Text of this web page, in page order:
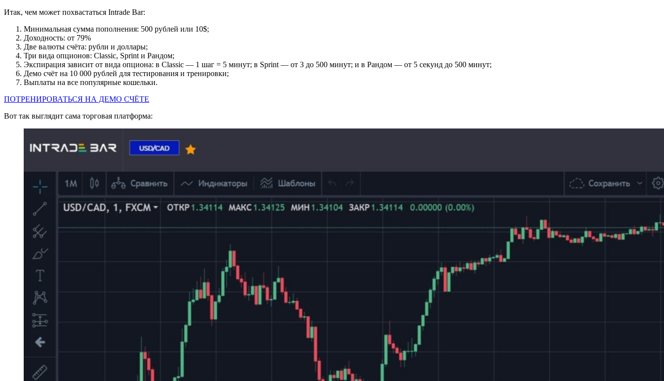
Итак, чем может похвастаться Intrade Bar:
Минимальная сумма пополнения: 500 рублей или 10$;
Доходность: от 79%
Две валюты счёта: рубли и доллары;
Три вида опционов: Classic, Sprint и Рандом;
Экспирация зависит от вида опциона: в Classic — 1 шаг = 5 минут; в Sprint — от 3 до 500 минут; и в Рандом — от 5 секунд до 500 минут;
Демо счёт на 10 000 рублей для тестирования и тренировки;
Выплаты на все популярные кошельки.
ПОТРЕНИРОВАТЬСЯ НА ДЕМО СЧЁТЕ
Вот так выглядит сама торговая платформа: